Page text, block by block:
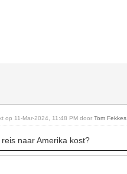
op 11-Mar-2024, 11:48 PM doorTom Fekkes
naar Amerika kost?